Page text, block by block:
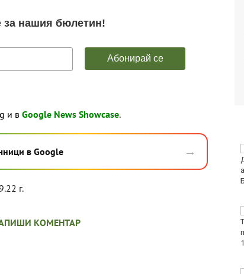
и в Google News Showcase.
в Google →
г.
КОМЕНТАР
срив за 8 минути